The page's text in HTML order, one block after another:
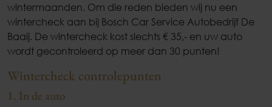
wintermaanden. Om die reden bieden wij nu een
wintercheck aan bij Bosch Car Service Autobedrijf De
Baaij. De wintercheck kost slechts € 35,- en uw auto
wordt gecontroleerd op meer dan 30 punten!
Wintercheck controlepunten
1. In de auto